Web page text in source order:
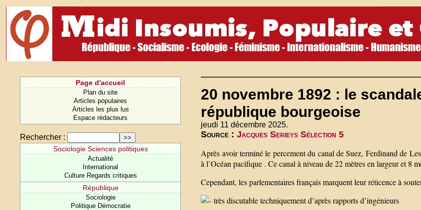
Page d'accueil
Plan du site
Articles populaires
Articles les plus lus
Espace rédacteurs
Rechercher :
Sociologie Sciences politiques
Actualité
International
Culture Regards critiques
République
Sociologie
Politique Démocratie
20 novembre 1892 : le
république bourgeoise
jeudi 11 décembre 2025.
Source :Jacques Serieys Sélection 5
Après avoir terminé le percement du canal de Suez, Ferdinand de
à l’Océan pacifique . Ce canal à niveau de 22 mètres en largeur et 8
Cependant, les parlementaires français marquent leur réticence à
très discutable techniquement d’après rapports d’ingénieurs